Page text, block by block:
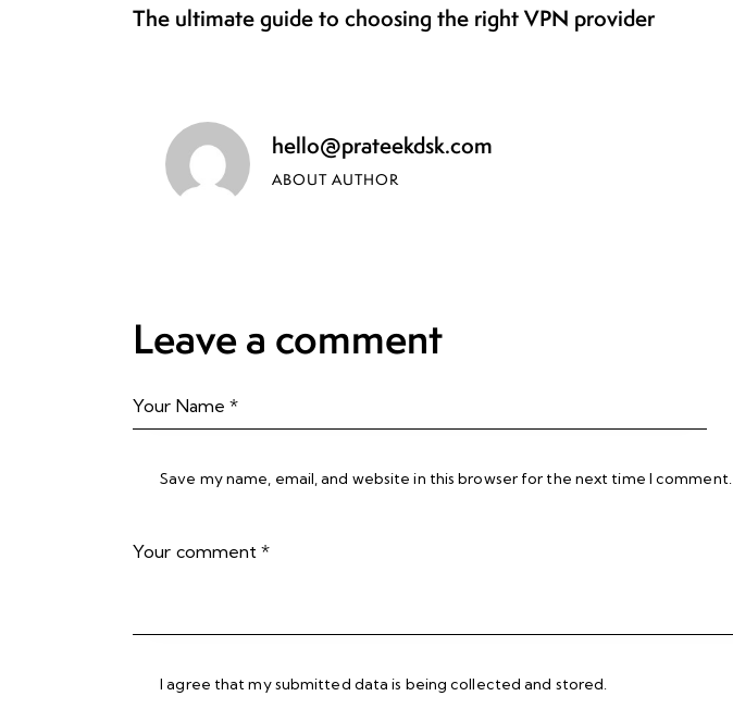
The ultimate guide to choosing the right VPN provider
hello@prateekdsk.com
ABOUT AUTHOR
Leave a comment
Save my name, email, and website in this browser for the next time I comment.
I agree that my submitted data is beingcollected and stored.